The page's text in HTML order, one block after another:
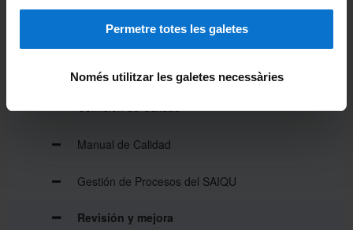
Permetre totes les galetes
Només utilitzar les galetes necessàries
Política de Calidad
Plan director de la Facultad
Comisión de Calidad
Manual de Calidad
Gestión de Procesos del SAIQU
Revisión y mejora